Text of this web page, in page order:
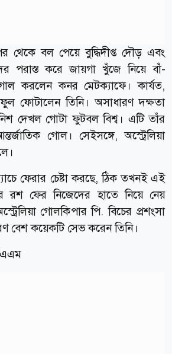
থেকে বল পেয়ে বুদ্ধিদীপ্ত দৌড় এবং
পরাস্ত করে জায়গা খুঁজে নিয়ে বাঁ-
করলেন কনর মেটক্যাফে। কার্যত,
ফোটালেন তিনি। অসাধারণ দক্ষতা
দেখল গোটা ফুটবল বিশ্ব। এটি তাঁর
গোল। সেইসঙ্গে, অস্ট্রেলিয়া
ফেরার চেষ্টা করছে, ঠিক তখনই এই
রশ ফের নিজেদের হাতে নিয়ে নেয়
গোলকিপার পি. বিচের প্রশংসা
বেশ কয়েকটি সেভ করেন তিনি।